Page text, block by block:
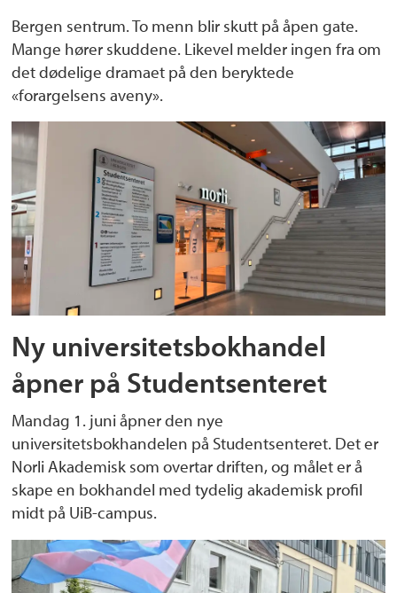
Bergen sentrum. To menn blir skutt på åpen gate.
Mange hører skuddene. Likevel melder ingen fra om
det dødelige dramaet på den beryktede
«forargelsens aveny».
Ny universitetsbokhandel
åpner på Studentsenteret
Mandag 1. juni åpner den nye
universitetsbokhandelen på Studentsenteret. Det er
Norli Akademisk som overtar driften, og målet er å
skape en bokhandel med tydelig akademisk profil
midt på UiB-campus.